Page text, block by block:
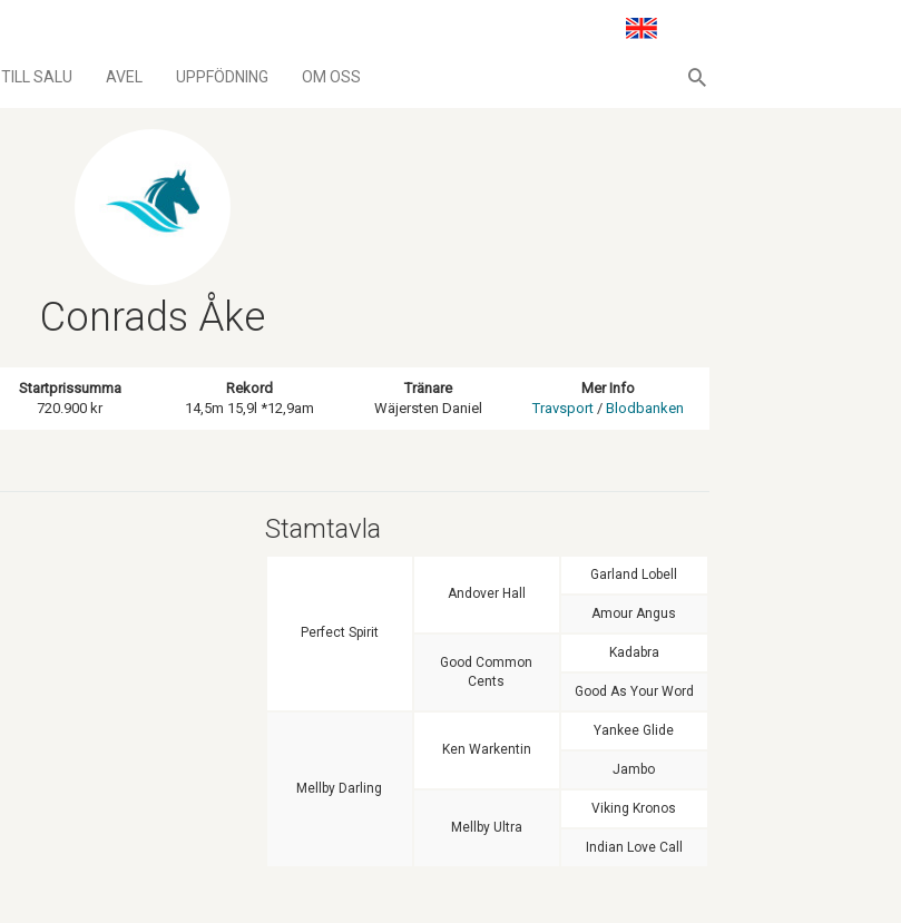
TILL SALU AVEL UPPFÖDNING OM OSS
Conrads Åke
Startprissumma
720.900 kr
Rekord
14,5m 15,9l *12,9am
Tränare
Wäjersten Daniel
Mer Info
Travsport / Blodbanken
Stamtavla
Perfect Spirit
Andover Hall
Garland Lobell
Amour Angus
Good Common
Cents
Kadabra
Good As Your Word
Mellby Darling
Ken Warkentin
Yankee Glide
Jambo
Mellby Ultra
Viking Kronos
Indian Love Call